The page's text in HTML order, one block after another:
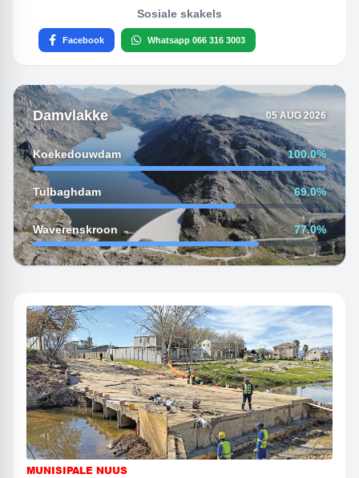
Sosiale skakels
Facebook Whatsapp 066 316 3003
Damvlakke 05 AUG 2026
Koekedouwdam 100.0%
Tulbaghdam 69.0%
Waverenskroon 77.0%
MUNISIPALE NUUS